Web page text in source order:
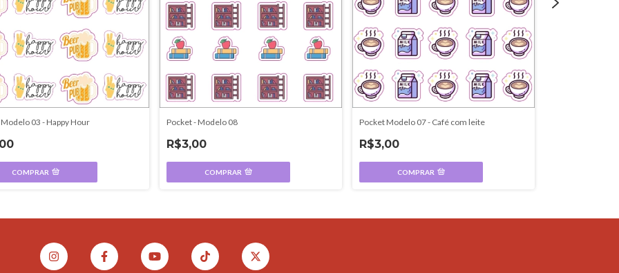
03 - Happy Hour
COMPRAR
Pocket - Modelo 08
R$3,00
COMPRAR
Pocket Modelo 07 - Café com leite
R$3,00
COMPRAR